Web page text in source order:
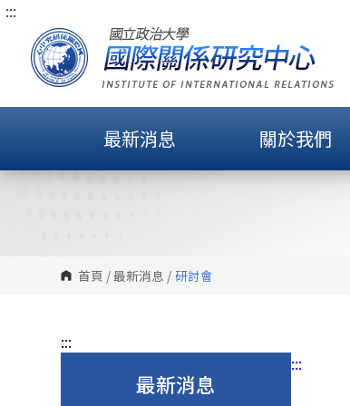
跳
內
塊
:::
最新消息 關於我們
首頁 /最新消息 / 研討會
:::
最新消息
:::